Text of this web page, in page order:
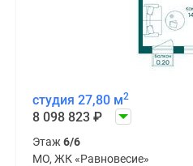
студия 27,80 м2
8 098 823 ₽
Этаж 6/6
МО, ЖК «Равновесие»